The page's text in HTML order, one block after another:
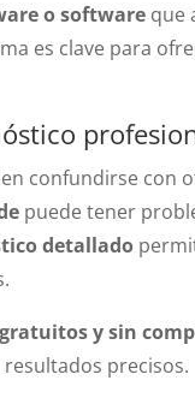
o software que
es clave para
confundirse con
puede tener
detallado
y sin
precisos.